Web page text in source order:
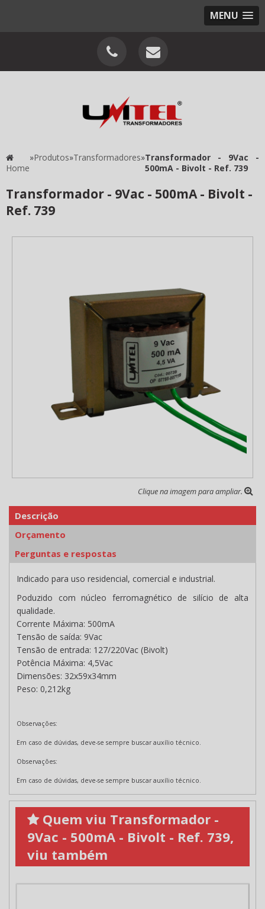
MENU
Home
»Produtos»Transformadores»Transformador - 9Vac -
500mA - Bivolt - Ref. 739
Transformador - 9Vac - 500mA - Bivolt -
Ref. 739
Clique na imagem para ampliar.
Descrição
Orçamento
Perguntas e respostas
Indicado para uso residencial, comercial e industrial.
Poduzido com núcleo ferromagnético de silício de alta
qualidade.
Corrente Máxima: 500mA
Tensão de saída: 9Vac
Tensão de entrada: 127/220Vac (Bivolt)
Potência Máxima: 4,5Vac
Dimensões: 32x59x34mm
Peso: 0,212kg
Observações:
Em caso de dúvidas, deve-se sempre buscar auxílio técnico.
Observações:
Em caso de dúvidas, deve-se sempre buscar auxílio técnico.
Quem viu Transformador -
9Vac - 500mA - Bivolt - Ref. 739,
viu também